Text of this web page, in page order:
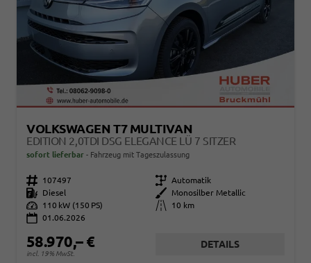
VOLKSWAGEN T7 MULTIVAN
EDITION 2,0TDI DSG ELEGANCE LÜ 7 SITZER
sofort lieferbar Fahrzeug mit Tageszulassung
Fahrzeugnr. 107497 Getriebe Automatik
Kraftstoff
Diesel Außenfarbe
Monosilber Metallic
Leistung
110 kW (150 PS) Kilometerstand
10 km
01.06.2026
58.970,– €
incl. 19% MwSt.
DETAILS